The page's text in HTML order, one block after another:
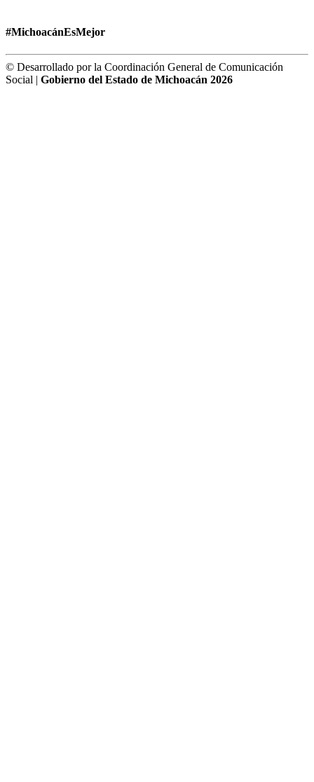
#MichoacánEsMejor
© Desarrollado por la Coordinación General de Comunicación
Social | Gobierno del Estado de Michoacán 2026